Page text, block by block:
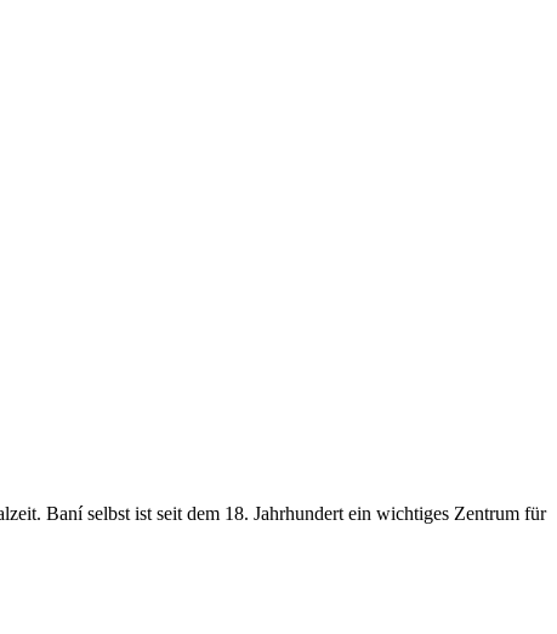
Baní selbst ist seit dem 18. Jahrhundert ein wichtiges Zentrum für